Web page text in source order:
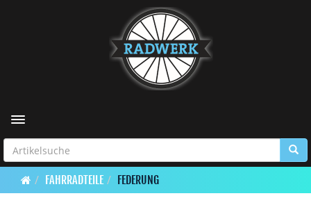
Toggle navigation
FAHRRADTEILE FEDERUNG